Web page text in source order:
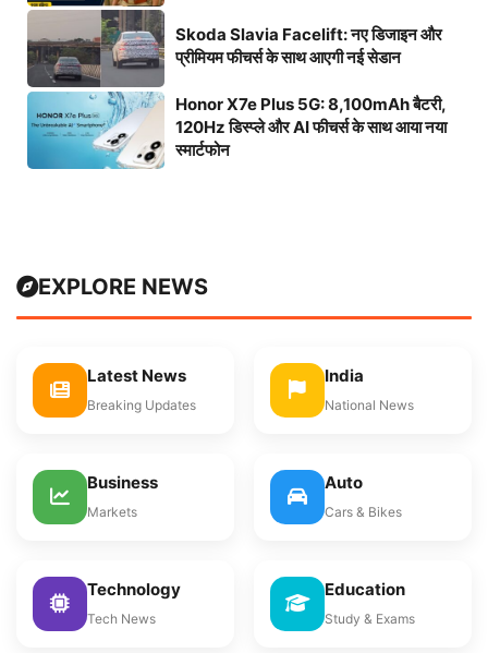
Skoda Slavia Facelift: नए डिजाइन और
प्रीमियम फीचर्स के साथ आएगी नई सेडान
Honor X7e Plus 5G: 8,100mAh बैटरी,
120Hz डिस्प्ले और AI फीचर्स के साथ आया नया
स्मार्टफोन
EXPLORE NEWS
Latest News
Breaking Updates
India
National News
Business
Markets
Auto
Cars & Bikes
Technology
Tech News
Education
Study & Exams